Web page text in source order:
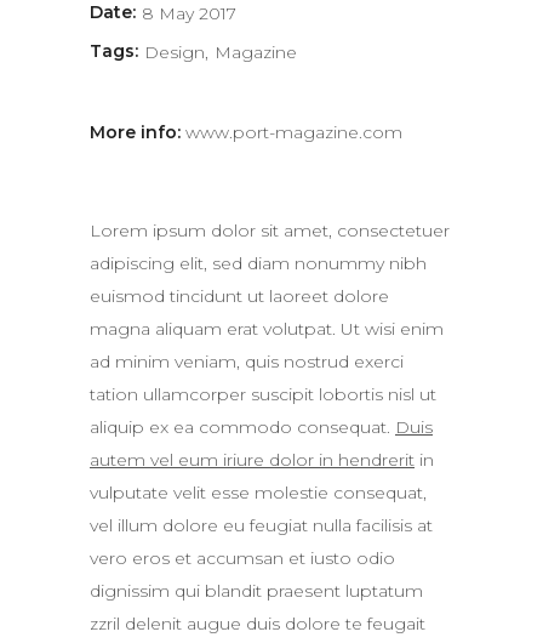
Date: 8 May 2017
Tags: Design Magazine
More info: www.port-magazine.com
Lorem ipsum dolor sit amet, consectetuer
adipiscing elit, sed diam nonummy nibh
euismod tincidunt ut laoreet dolore
magna aliquam erat volutpat. Ut wisi enim
ad minim veniam, quis nostrud exerci
tation ullamcorper suscipit lobortis nisl ut
aliquip ex ea commodo consequat. Duis
autem vel eum iriure dolor in hendrerit in
vulputate velit esse molestie consequat,
vel illum dolore eu feugiat nulla facilisis at
vero eros et accumsan et iusto odio
dignissim qui blandit praesent luptatum
zzril delenit augue duis dolore te feugait